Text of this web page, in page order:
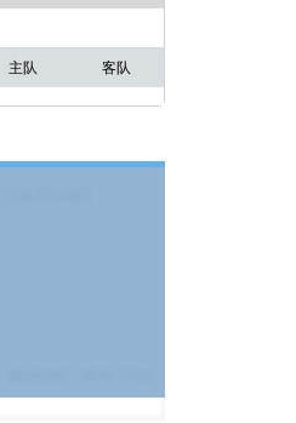
主队 客队